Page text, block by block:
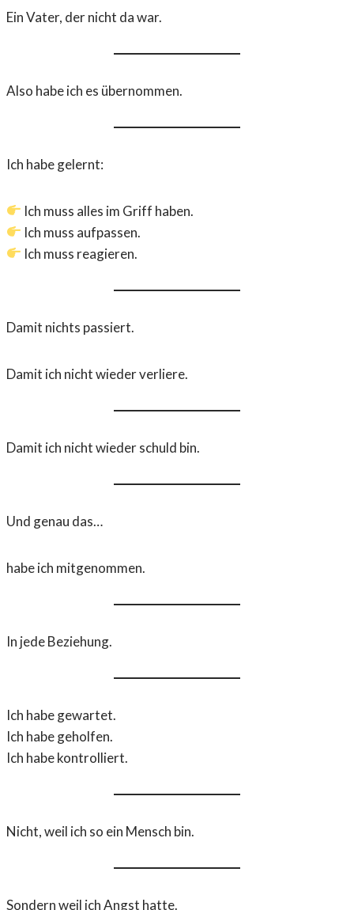
Ein Vater, der nicht da war.
Also habe ich es übernommen.
Ich habe gelernt:
Ich muss alles im Griff haben.
Ich muss aufpassen.
Ich muss reagieren.
Damit nichts passiert.
Damit ich nicht wieder verliere.
Damit ich nicht wieder schuld bin.
Und genau das…
habe ich mitgenommen.
In jede Beziehung.
Ich habe gewartet.
Ich habe geholfen.
Ich habe kontrolliert.
Nicht, weil ich so ein Mensch bin.
Sondern weil ich Angst hatte.